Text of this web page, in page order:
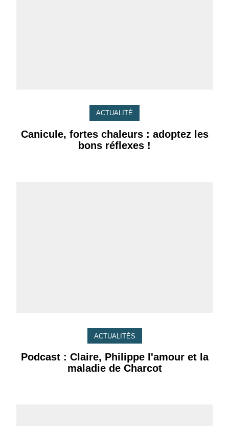
ACTUALITÉ
Canicule, fortes chaleurs : adoptez les
bons réflexes !
ACTUALITÉS
Podcast : Claire, Philippe l'amour et la
maladie de Charcot